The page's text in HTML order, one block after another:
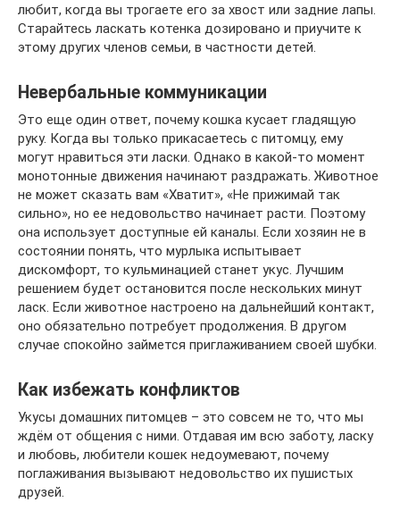
любит, когда вы трогаете его за хвост или задние лапы.
Старайтесь ласкать котенка дозировано и приучите к
этому других членов семьи, в частности детей.
Невербальные коммуникации
Это еще один ответ, почему кошка кусает гладящую
руку. Когда вы только прикасаетесь с питомцу, ему
могут нравиться эти ласки. Однако в какой-то момент
монотонные движения начинают раздражать. Животное
не может сказать вам «Хватит», «Не прижимай так
сильно», но ее недовольство начинает расти. Поэтому
она использует доступные ей каналы. Если хозяин не в
состоянии понять, что мурлыка испытывает
дискомфорт, то кульминацией станет укус. Лучшим
решением будет остановится после нескольких минут
ласк. Если животное настроено на дальнейший контакт,
оно обязательно потребует продолжения. В другом
случае спокойно займется приглаживанием своей шубки.
Как избежать конфликтов
Укусы домашних питомцев – это совсем не то, что мы
ждём от общения с ними. Отдавая им всю заботу, ласку
и любовь, любители кошек недоумевают, почему
поглаживания вызывают недовольство их пушистых
друзей.